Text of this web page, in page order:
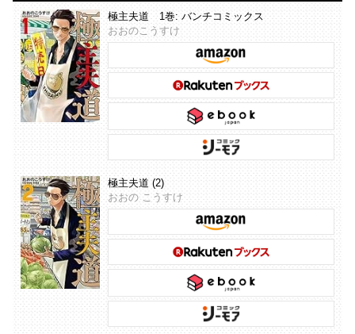
極主夫道 1巻: バンチコミックス
おおのこうすけ
極主夫道 (2)
おおの こうすけ